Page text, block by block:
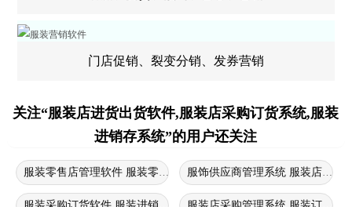
门店促销、裂变分销、发券营销
关注“服装店进货出货软件,服装店采购订货系统,服装
进销存系统”的用户还关注
服装零售店管理软件 服装零售管理系统 服装销售管理软件
服饰供应商管理系统 服装店采购